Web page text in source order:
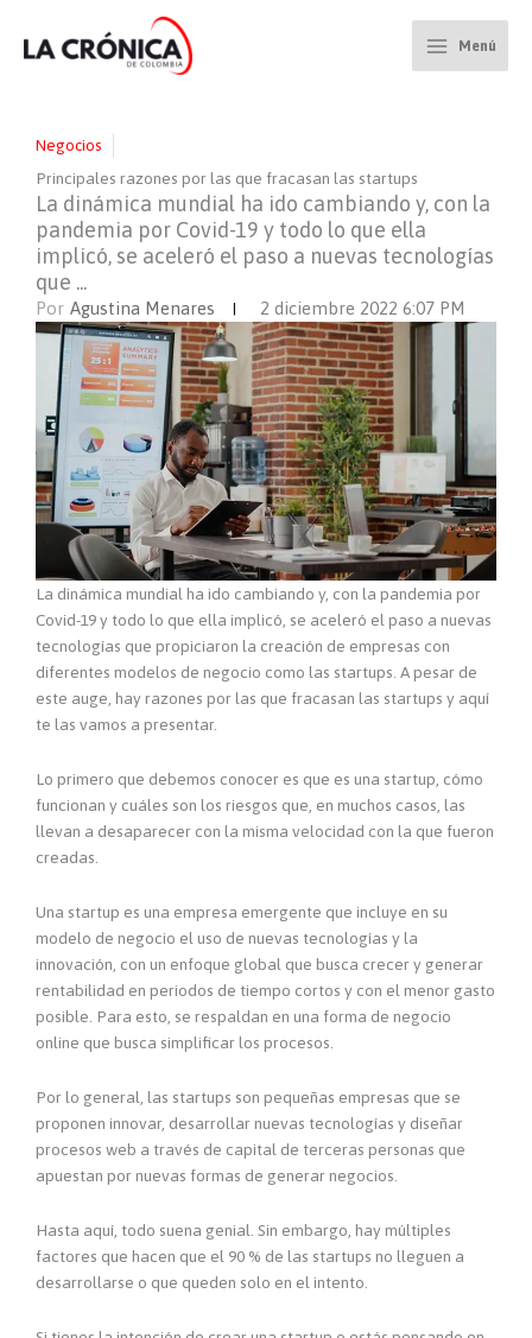
contenido
Menú
Negocios
Principales razones por las que fracasan las startups
La dinámica mundial ha ido cambiando y, con la
pandemia por Covid-19 y todo lo que ella
implicó, se aceleró el paso a nuevas tecnologías
que ...
Por Agustina Menares 2 diciembre 2022 6:07 PM
La dinámica mundial ha ido cambiando y, con la pandemia por
Covid-19 y todo lo que ella implicó, se aceleró el paso a nuevas
tecnologías que propiciaron la creación de empresas con
diferentes modelos de negocio como las startups. A pesar de
este auge, hay razones por las que fracasan las startups y aquí
te las vamos a presentar.
Lo primero que debemos conocer es que es una startup, cómo
funcionan y cuáles son los riesgos que, en muchos casos, las
llevan a desaparecer con la misma velocidad con la que fueron
creadas.
Una startup es una empresa emergente que incluye en su
modelo de negocio el uso de nuevas tecnologías y la
innovación, con un enfoque global que busca crecer y generar
rentabilidad en periodos de tiempo cortos y con el menor gasto
posible. Para esto, se respaldan en una forma de negocio
online que busca simplificar los procesos.
Por lo general, las startups son pequeñas empresas que se
proponen innovar, desarrollar nuevas tecnologías y diseñar
procesos web a través de capital de terceras personas que
apuestan por nuevas formas de generar negocios.
Hasta aquí, todo suena genial. Sin embargo, hay múltiples
factores que hacen que el 90 % de las startups no lleguen a
desarrollarse o que queden solo en el intento.